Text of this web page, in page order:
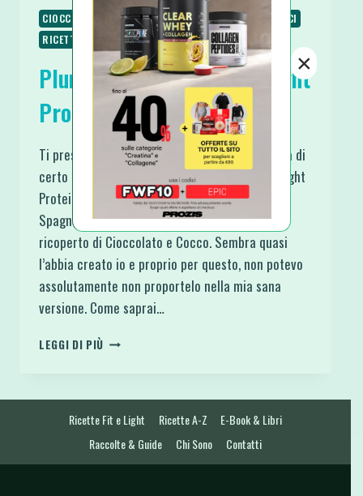
CIOCCOLATO COLAZIONE RICETTE
RICETTE DOLCI
RICETTE PROTEICHE
RICETTE SENZA ZUCCHERO
Plumcake Lamington Fit Light
Proteico Senza Zucchero
Ti presento un dolce australiano che non passa di
certo inosservato, il Plumcake Lamington Fit Light
Proteico Senza Zucchero. Una base di Pan di
Spagna, farcito con Marmellata di Lamponi,
ricoperto di Cioccolato e Cocco. Sembra quasi
l’abbia creato io e proprio per questo, non potevo
assolutamente non proportelo nella mia sana
versione. Come saprai…
LEGGI DI PIÙ PLUMCAKE
SENZA
ZUCCHERO
Ricette Fit e Light Ricette A-Z
E-Book & Libri
Raccolte & Guide
Chi Sono Contatti
×